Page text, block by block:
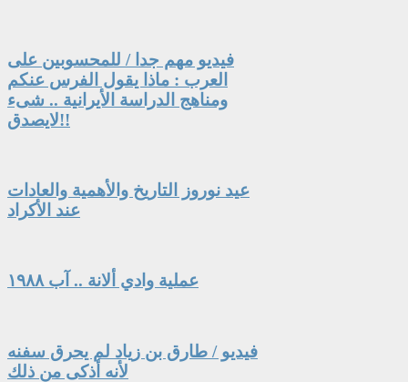
فيديو مهم جدا / للمحسوبين على
العرب : ماذا يقول الفرس عنكم
ومناهج الدراسة الأيرانية .. شىء
لايصدق!!
عيد نوروز التاريخ والأهمية والعادات
عند الأكراد
عملية وادي ألانة .. آب ١٩٨٨
فيديو / طارق بن زياد لم يحرق سفنه
لأنه أذكى من ذلك